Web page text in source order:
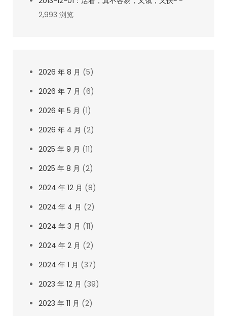
2,993 浏览
2026 年 8 月 (5)
2026 年 7 月 (6)
2026 年 5 月 (1)
2026 年 4 月 (2)
2025 年 9 月 (11)
2025 年 8 月 (2)
2024 年 12 月 (8)
2024 年 4 月 (2)
2024 年 3 月 (11)
2024 年 2 月 (2)
2024 年 1 月 (37)
2023 年 12 月 (39)
2023 年 11 月 (2)